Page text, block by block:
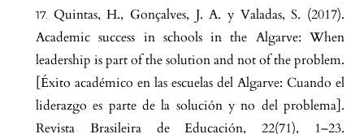
Quintas, H., Gonçalves, J. A. y Valadas, S. (2017).
Academic success in schools in the Algarve: When
leadership is part of the solution and not of the problem.
[Éxito académico en las escuelas del Algarve: Cuando el
liderazgo es parte de la solución y no del problema].
Revista Brasileira de Educación, 22(71), 1–23.